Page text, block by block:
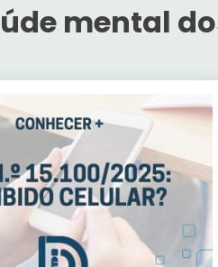
mental